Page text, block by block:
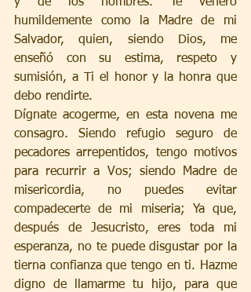
humildemente como la Madre de mi
Salvador, quien, siendo Dios, me
enseñó con su estima, respeto y
sumisión, a Ti el honor y la honra que
debo rendirte.
Dígnate acogerme, en esta novena me
consagro. Siendo refugio seguro de
pecadores arrepentidos, tengo motivos
para recurrir a Vos; siendo Madre de
misericordia, no puedes evitar
compadecerte de mi miseria; Ya que,
después de Jesucristo, eres toda mi
esperanza, no te puede disgustar por la
tierna confianza que tengo en ti. Hazme
digno de llamarme tu hijo, para que